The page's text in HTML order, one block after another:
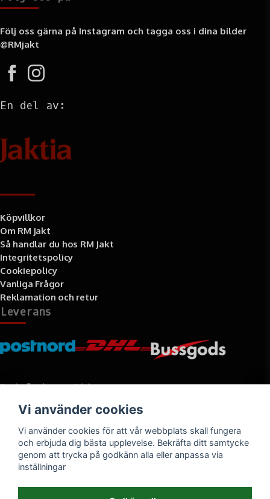
Följ oss gärna på Instagram och tagga oss i dina bilder
@RMjakt
En del av:
Köpvillkor
Om RM jakt
Så handlar du hos RM Jakt
Integritetspolicy
Cookiepolicy
Vanliga Frågor
Reklamation och retur
Leverans
Betalningssätt
Vi använder cookies
Vi använder cookies för att vår webbplats skall fungera
och erbjuda dig bästa upplevelse. Bekräfta ditt samtycke
genom att trycka på godkänn alla eller anpassa via
inställningar